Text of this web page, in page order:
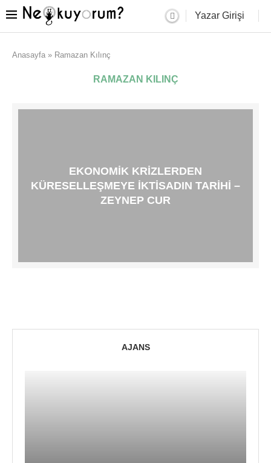
Yazar Girişi
Anasayfa » Ramazan Kılınç
RAMAZAN KILINÇ
EKONOMIK KRIZLERDEN
KÜRESELLEŞMEYE IKTISADIN TARIHI –
ZEYNEP CUR
AJANS